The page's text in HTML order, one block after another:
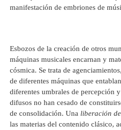
manifestación de embriones de
Esbozos de la creación de otros
máquinas musicales encarnan y
cósmica. Se trata de
de diferentes máquinas que
diferentes umbrales de percepción
difusos no han cesado de
de consolidación. Una liberación
las materias del contenido clásico,